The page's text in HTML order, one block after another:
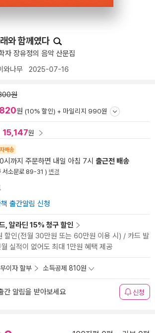
와 함께였다
자 장유정의 음악 산문집
와나무 2025-07-16
원
원 (10% 할인) + 마일리지 990원
15,147원
배송
시까지 주문하면 내일 아침 7시 출근전 배송
서소문로 89-31 ) 변경
출간알림 신청
, 알라딘 15% 청구 할인
할인(전월 30만원 또는 60만원 이용 시) / 카드 발
실적이 없어도 최대 1만원 혜택 제공
무이자 할부 소득공제 810원
간 알림을 받아보세요 신청